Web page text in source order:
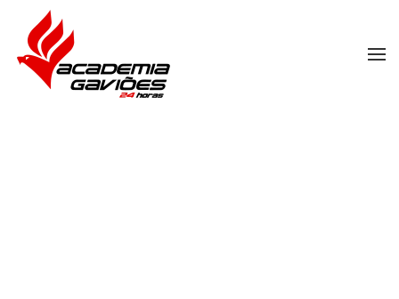
Skip to main content